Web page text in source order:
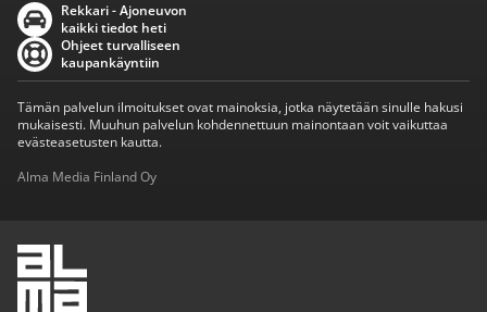
Rekkari - Ajoneuvon
kaikki tiedot heti
Ohjeet turvalliseen
kaupankäyntiin
Tämän palvelun ilmoitukset ovat mainoksia, jotka näytetään sinulle hakusi
mukaisesti. Muuhun palvelun kohdennettuun mainontaan voit vaikuttaa
evästeasetusten kautta.
Alma Media Finland Oy